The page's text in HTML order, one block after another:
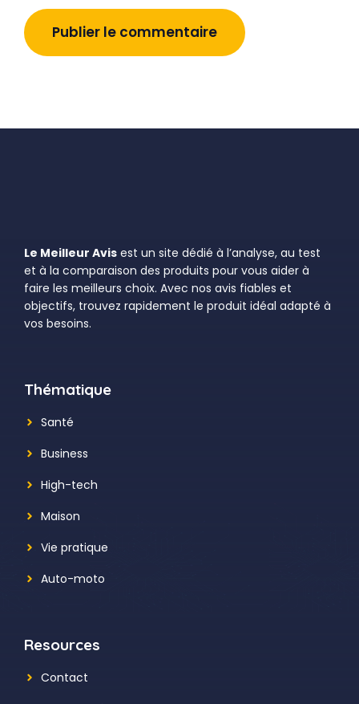
Le Meilleur Avis est un site dédié à l’analyse, au test
et à la comparaison des produits pour vous aider à
faire les meilleurs choix. Avec nos avis fiables et
objectifs, trouvez rapidement le produit idéal adapté à
vos besoins.
Thématique
Santé
Business
High-tech
Maison
Vie pratique
Auto-moto
Resources
Contact